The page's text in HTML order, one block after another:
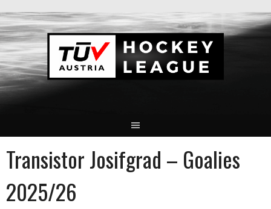
zum
Inhalt
Transistor Josifgrad – Goalies
2025/26